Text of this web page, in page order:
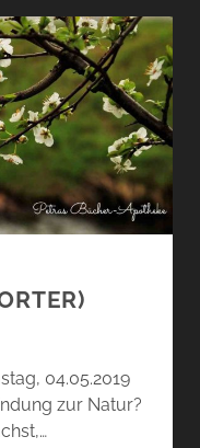
04.05.2019
zur Natur?